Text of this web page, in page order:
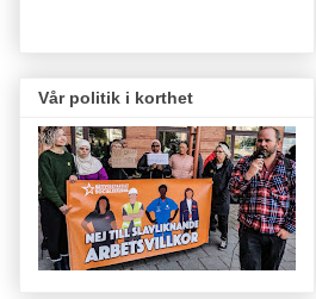
Vår politik i korthet